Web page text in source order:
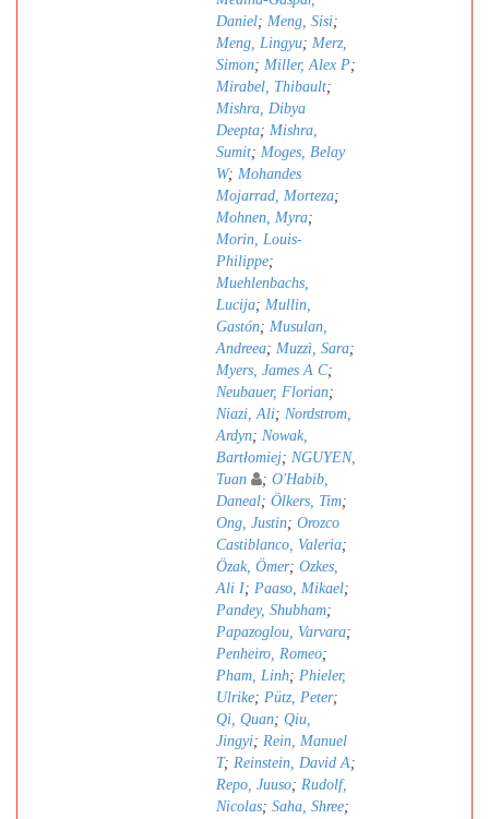
Daniel; Meng, Sisi;
Meng, Lingyu; Merz,
Simon; Miller, Alex P;
Mirabel, Thibault;
Mishra, Dibya
Deepta; Mishra,
Sumit; Moges, Belay
W; Mohandes
Mojarrad, Morteza;
Mohnen, Myra;
Morin, Louis-
Philippe;
Muehlenbachs,
Lucija; Mullin,
Gastón; Musulan,
Andreea; Muzzì, Sara;
Myers, James A C;
Neubauer, Florian;
Niazi, Ali; Nordstrom,
Ardyn; Nowak,
Bartłomiej; NGUYEN,
Tuan
; O'Habib,
Daneal; Ölkers, Tim;
Ong, Justin; Orozco
Castiblanco, Valeria;
Özak, Ömer; Ozkes,
Ali I; Paaso, Mikael;
Pandey, Shubham;
Papazoglou, Varvara;
Penheiro, Romeo;
Pham, Linh; Phieler,
Ulrike; Pütz, Peter;
Qi, Quan; Qiu,
Jingyi; Rein, Manuel
T; Reinstein, David A;
Repo, Juuso; Rudolf,
Nicolas; Saha, Shree;